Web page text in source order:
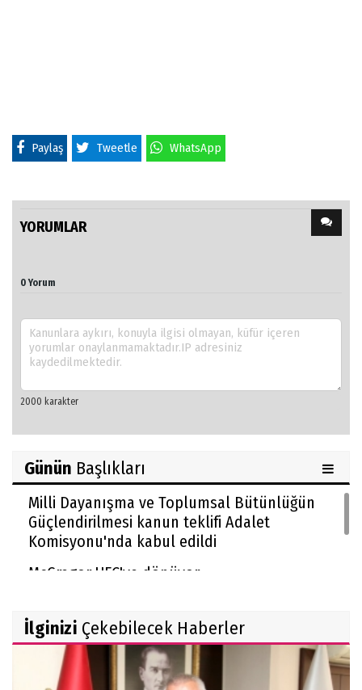
Paylaş Tweetle WhatsApp
YORUMLAR
0 Yorum
Günün Başlıkları
Milli Dayanışma ve Toplumsal Bütünlüğün
Güçlendirilmesi kanun teklifi Adalet
Komisyonu'nda kabul edildi
McGregor UFC'ye dönüyor
İlginizi Çekebilecek Haberler